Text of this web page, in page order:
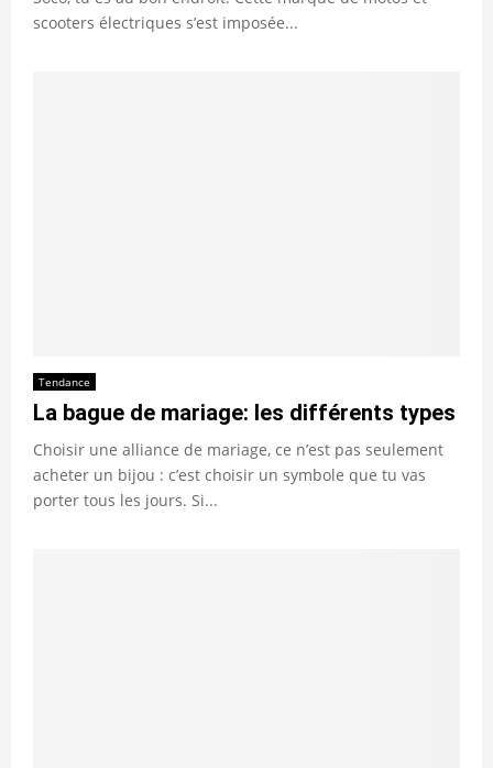
scooters électriques s’est imposée...
Tendance
La bague de mariage: les différents types
Choisir une alliance de mariage, ce n’est pas seulement
acheter un bijou : c’est choisir un symbole que tu vas
porter tous les jours. Si...